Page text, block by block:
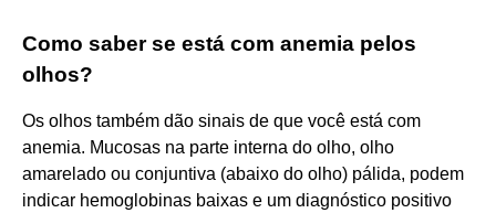
Como saber se está com anemia pelos
olhos?
Os olhos também dão sinais de que você está com
anemia. Mucosas na parte interna do olho, olho
amarelado ou conjuntiva (abaixo do olho) pálida, podem
indicar hemoglobinas baixas e um diagnóstico positivo